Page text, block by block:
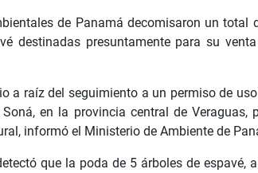
de Panamá decomisaron un
destinadas presuntamente para su
a raíz del seguimiento a un permiso de
en la provincia central de Veraguas,
informó el Ministerio de Ambiente de
que la poda de 5 árboles de espavé,